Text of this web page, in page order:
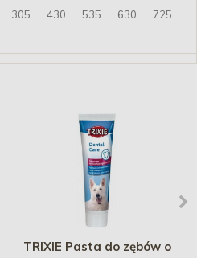
305 430 535 630 725
TRIXIE Pasta do zębów o